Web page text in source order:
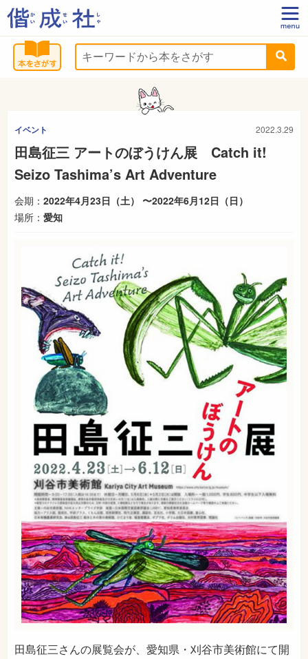
イベント 2022.3.29
田島征三 アートのぼうけん展 Catch it!
Seizo Tashima’s Art Adventure
会期： 2022年4月23日（土） 〜2022年6月12日（日）
場所： 愛知
田島征三さんの展覧会が、愛知県・刈谷市美術館にて開